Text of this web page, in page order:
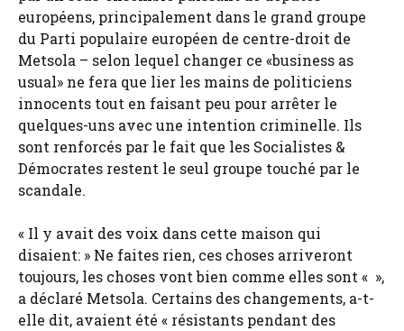
européens, principalement dans le grand groupe
du Parti populaire européen de centre-droit de
Metsola – selon lequel changer ce «business as
usual» ne fera que lier les mains de politiciens
innocents tout en faisant peu pour arrêter le
quelques-uns avec une intention criminelle. Ils
sont renforcés par le fait que les Socialistes &
Démocrates restent le seul groupe touché par le
scandale.
« Il y avait des voix dans cette maison qui
disaient: » Ne faites rien, ces choses arriveront
toujours, les choses vont bien comme elles sont « »,
a déclaré Metsola. Certains des changements, a-t-
elle dit, avaient été « résistants pendant des